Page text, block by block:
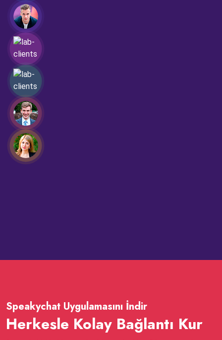
Speakychat Uygulamasını İndir
Herkesle Kolay Bağlantı Kur